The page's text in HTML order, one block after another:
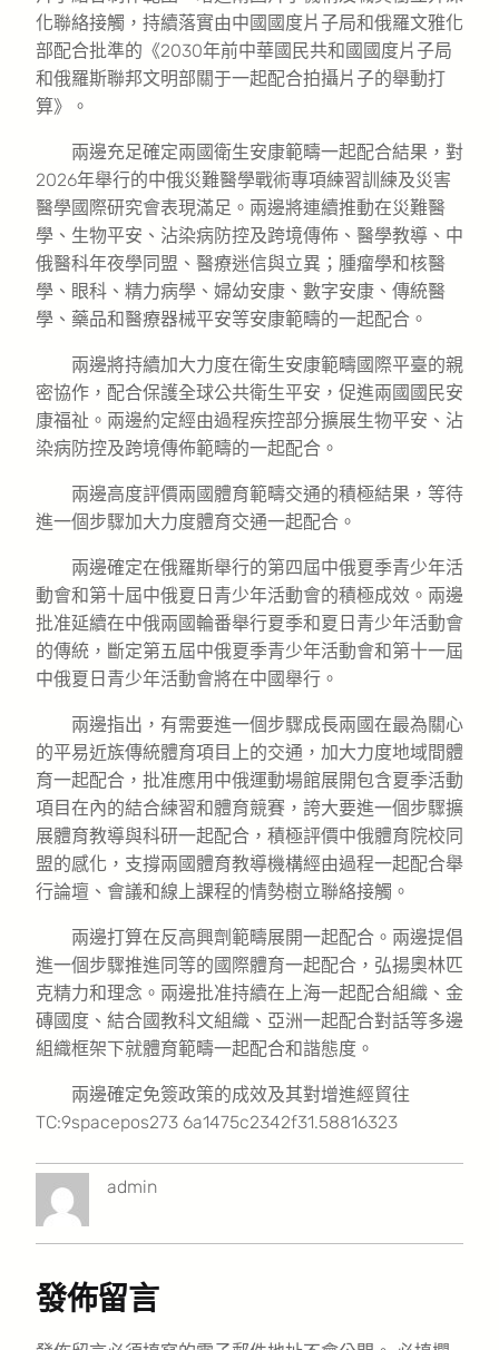
化聯絡接觸，持續落實由中國國度片子局和俄羅文雅化
部配合批準的《2030年前中華國民共和國國度片子局
和俄羅斯聯邦文明部關于一起配合拍攝片子的舉動打
算》。
兩邊充足確定兩國衛生安康範疇一起配合結果，對
2026年舉行的中俄災難醫學戰術專項練習訓練及災害
醫學國際研究會表現滿足。兩邊將連續推動在災難醫
學、生物平安、沾染病防控及跨境傳佈、醫學教導、中
俄醫科年夜學同盟、醫療迷信與立異；腫瘤學和核醫
學、眼科、精力病學、婦幼安康、數字安康、傳統醫
學、藥品和醫療器械平安等安康範疇的一起配合。
兩邊將持續加大力度在衛生安康範疇國際平臺的親
密協作，配合保護全球公共衛生平安，促進兩國國民安
康福祉。兩邊約定經由過程疾控部分擴展生物平安、沾
染病防控及跨境傳佈範疇的一起配合。
兩邊高度評價兩國體育範疇交通的積極結果，等待
進一個步驟加大力度體育交通一起配合。
兩邊確定在俄羅斯舉行的第四屆中俄夏季青少年活
動會和第十屆中俄夏日青少年活動會的積極成效。兩邊
批准延續在中俄兩國輪番舉行夏季和夏日青少年活動會
的傳統，斷定第五屆中俄夏季青少年活動會和第十一屆
中俄夏日青少年活動會將在中國舉行。
兩邊指出，有需要進一個步驟成長兩國在最為關心
的平易近族傳統體育項目上的交通，加大力度地域間體
育一起配合，批准應用中俄運動場館展開包含夏季活動
項目在內的結合練習和體育競賽，誇大要進一個步驟擴
展體育教導與科研一起配合，積極評價中俄體育院校同
盟的感化，支撐兩國體育教導機構經由過程一起配合舉
行論壇、會議和線上課程的情勢樹立聯絡接觸。
兩邊打算在反高興劑範疇展開一起配合。兩邊提倡
進一個步驟推進同等的國際體育一起配合，弘揚奧林匹
克精力和理念。兩邊批准持續在上海一起配合組織、金
磚國度、結合國教科文組織、亞洲一起配合對話等多邊
組織框架下就體育範疇一起配合和諧態度。
兩邊確定免簽政策的成效及其對增進經貿往
TC:9spacepos273 6a1475c2342f31.58816323
admin
發佈留言